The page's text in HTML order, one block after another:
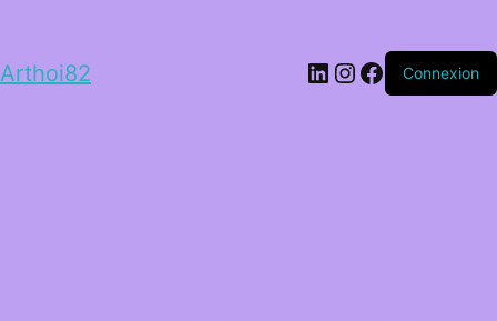
Arthoi82 LinkedIn
Instagram
Facebook
Connexion